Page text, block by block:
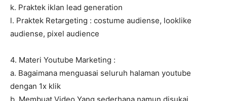
k. Praktek iklan lead generation
l. Praktek Retargeting : costume audiense, looklike
audiense, pixel audience
4. Materi Youtube Marketing :
a. Bagaimana menguasai seluruh halaman youtube
dengan 1x klik